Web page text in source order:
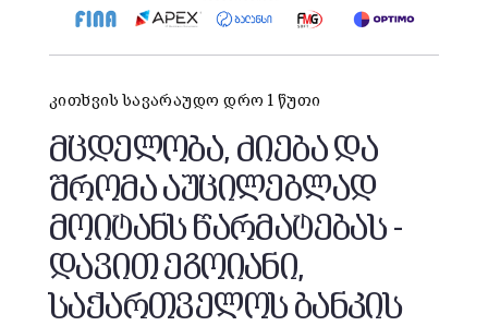
კითხვის სავარაუდო დრო 1 წუთი
მცდელობა, ძიება და
შრომა აუცილებლად
მოიტანს წარმატებას -
დავით ეგოიანი,
საქართველოს ბანკის